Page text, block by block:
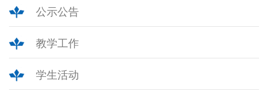
公示公告
教学工作
学生活动